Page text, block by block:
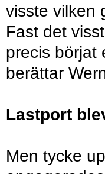
visste vilken
Fast det
precis börjat
berättar
Lastport
Men tycke